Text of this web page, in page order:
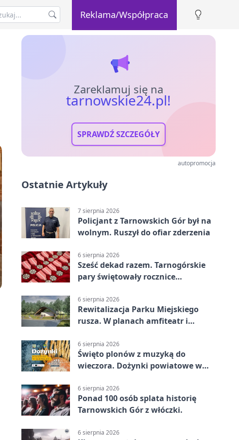
Reklama/Współpraca
Zareklamuj się na
tarnowskie24.pl!
SPRAWDŹ SZCZEGÓŁY
autopromocja
Ostatnie Artykuły
7 sierpnia 2026
Policjant z Tarnowskich Gór był na
wolnym. Ruszył do ofiar zderzenia
6 sierpnia 2026
Sześć dekad razem. Tarnogórskie
pary świętowały rocznice
6 sierpnia 2026
Rewitalizacja Parku Miejskiego
rusza. W planach amfiteatr i
6 sierpnia 2026
Święto plonów z muzyką do
wieczora. Dożynki powiatowe w
6 sierpnia 2026
Ponad 100 osób splata historię
Tarnowskich Gór z włóczki.
6 sierpnia 2026